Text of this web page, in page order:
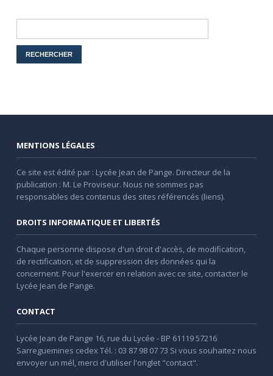
MENTIONS LÉGALES
Ce site est édité par : Lycée Jean de Pange. Directeur de la
publication : M. Le Proviseur. Nous ne sommes pas
responsables des contenus des sites référencés (liens).
DROITS INFORMATIQUE ET LIBERTÉS
Chaque personne dispose d'un droit d'accès, de modification,
de rectification, et de suppression des données qui la
concernent. Pour l'exercer en relation avec ce site, contacter le
Lycée Jean de Pange.
CONTACT
Lycée Jean de Pange 16, rue du Lycée - BP 61119 57216
Sarreguemines cedex Tél. : 03 87 98 07 73 Si vous souhaitez nous
envoyer un mél, merci d'utiliser l'onglet "contact".